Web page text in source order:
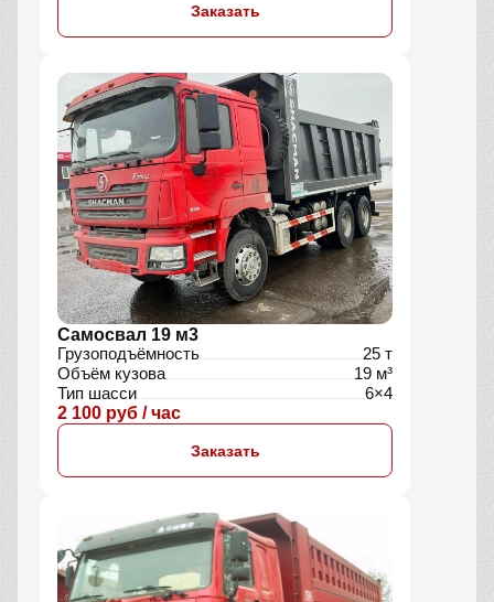
Заказать
Самосвал 19 м3
Грузоподъёмность
25 т
Объём кузова
19 м³
Тип шасси
6×4
2 100 руб / час
Заказать